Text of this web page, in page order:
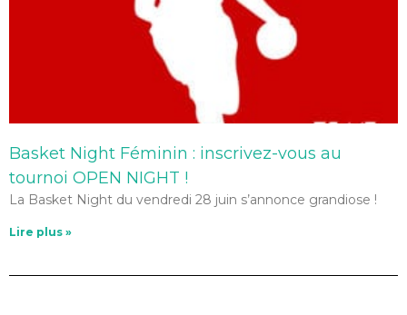
Basket Night Féminin : inscrivez-vous au
tournoi OPEN NIGHT !
La Basket Night du vendredi 28 juin s’annonce grandiose !
Lire plus »